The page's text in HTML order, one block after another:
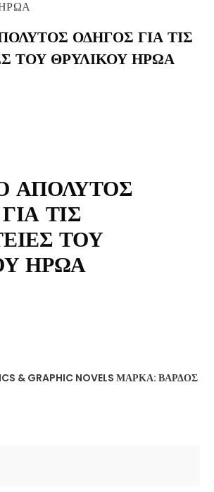
ΟΔΗΓΟΣ ΓΙΑ ΤΙΣ
ΤΟΥ ΘΡΥΛΙΚΟΥ ΗΡΩΑ
ΑΠΟΛΥΤΟΣ
ΤΙΣ
ΤΟΥ
ΗΡΩΑ
& GRAPHIC NOVELS ΜΆΡΚΑ: ΒΆΡΔΟΣ